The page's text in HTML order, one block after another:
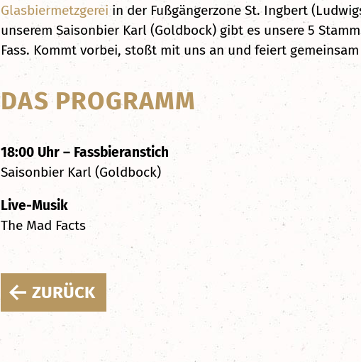
Glasbiermetzgerei in der Fußgängerzone St. Ingbert
unserem Saisonbier Karl (Goldbock) gibt es unsere 5
Fass. Kommt vorbei, stoßt mit uns an und feiert
DAS PROGRAMM
18:00 Uhr – Fassbieranstich
Saisonbier Karl (Goldbock)
Live-Musik
The Mad Facts
ZURÜCK